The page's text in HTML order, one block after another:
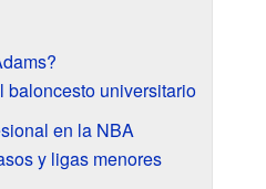
baloncesto universitario
en la NBA
y ligas menores